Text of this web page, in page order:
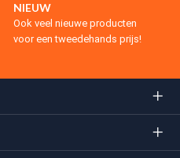
NIEUW
Ook veel nieuwe producten
voor een tweedehands prijs!